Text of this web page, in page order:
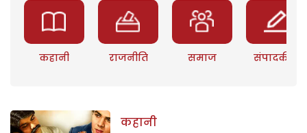
कहानी राजनीति समाज संपादकीय
कहानी